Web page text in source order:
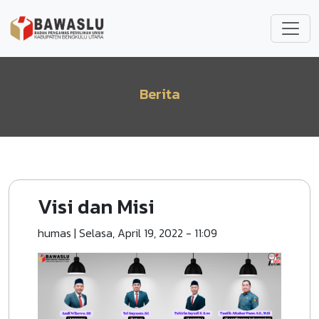
Berita
Visi dan Misi
humas | Selasa, April 19, 2022 - 11:09